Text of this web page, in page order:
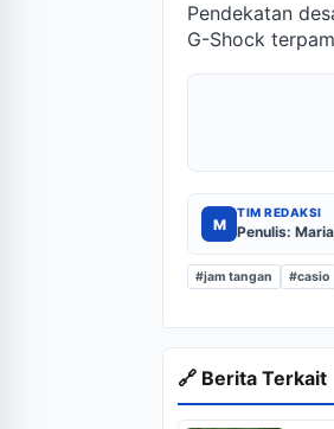
Pendekatan
G-Shock
M
TIM REDAKSI
Penulis:
#jam tangan #casio
🔗 Berita Terkait